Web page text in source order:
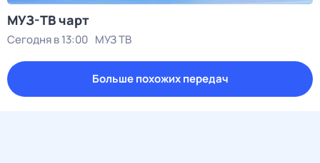
МУЗ-ТВ чарт
Сегодня в 13:00 МУЗ ТВ
Больше похожих передач